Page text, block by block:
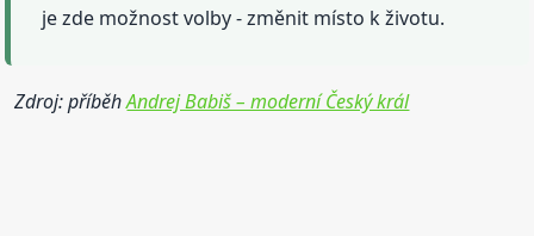
je zde možnost volby - změnit místo k životu.
Zdroj: příběhAndrej Babiš – moderní Český král